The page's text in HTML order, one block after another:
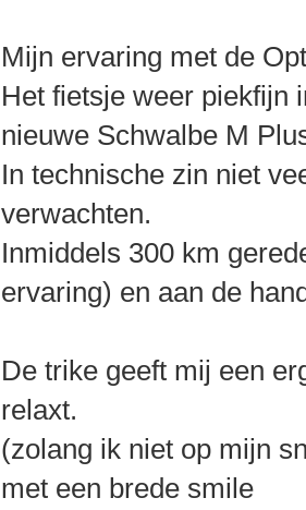
Mijn ervaring met de
Het fietsje weer piekfijn
nieuwe Schwalbe M
In technische zin niet
verwachten.
Inmiddels 300 km
ervaring) en aan de
De trike geeft mij een
relaxt.
(zolang ik niet op mijn
met een brede smile